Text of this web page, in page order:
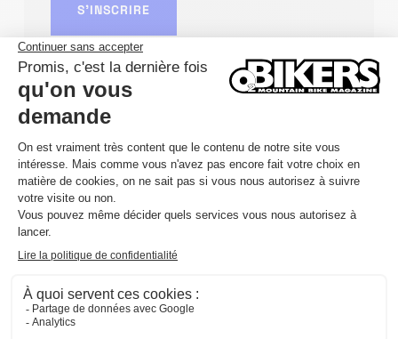
S'INSCRIRE
DÉTAILSDATE
06/09/2026
CATÉGORIE
Salle du village de Marvie, Bastogne